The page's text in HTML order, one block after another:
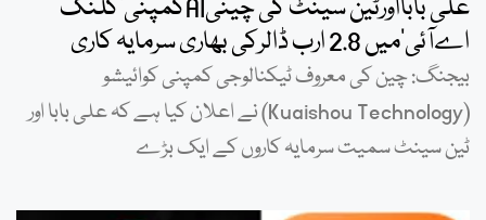
علی بابااورٹین سینٹ کی چینیAIکمپنی’کلنگ
اےآئی’میں 2.8 ارب ڈالرکی بھاری سرمایہ کاری
بیجنگ: چین کی معروف ٹیکنالوجی کمپنی کوائیشو
(Kuaishou Technology) نے اعلان کیا ہے کہ علی بابا اور
ٹین سینٹ سمیت سرمایہ کاروں کے ایک بڑے